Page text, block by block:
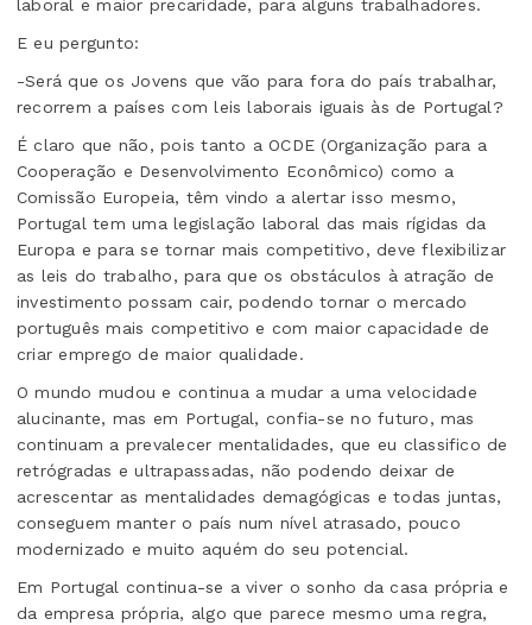
laboral e maior precaridade, para alguns trabalhadores.
E eu pergunto:
-Será que os Jovens que vão para fora do país trabalhar,
recorrem a países com leis laborais iguais às de Portugal?
É claro que não, pois tanto a OCDE (Organização para a
Cooperação e Desenvolvimento Econômico) como a
Comissão Europeia, têm vindo a alertar isso mesmo,
Portugal tem uma legislação laboral das mais rígidas da
Europa e para se tornar mais competitivo, deve flexibilizar
as leis do trabalho, para que os obstáculos à atração de
investimento possam cair, podendo tornar o mercado
português mais competitivo e com maior capacidade de
criar emprego de maior qualidade.
O mundo mudou e continua a mudar a uma velocidade
alucinante, mas em Portugal, confia-se no futuro, mas
continuam a prevalecer mentalidades, que eu classifico de
retrógradas e ultrapassadas, não podendo deixar de
acrescentar as mentalidades demagógicas e todas juntas,
conseguem manter o país num nível atrasado, pouco
modernizado e muito aquém do seu potencial.
Em Portugal continua-se a viver o sonho da casa própria e
da empresa própria, algo que parece mesmo uma regra,